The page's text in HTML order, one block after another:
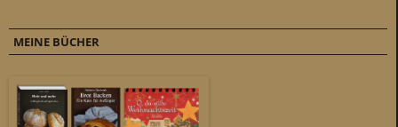
MEINE BÜCHER